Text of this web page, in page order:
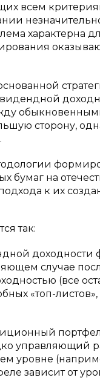
всем
характерна
сторону,
на
к их
так:
доходности
случае
(все
«топ-листов»,
управляющий
уровне
зависит от